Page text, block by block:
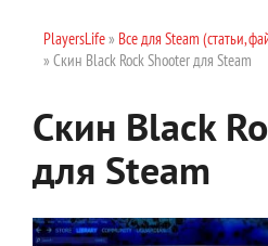
PlayersLife» Все для Steam (статьи,
» Скин Black Rock Shooter для Steam
Скин Black
для Steam